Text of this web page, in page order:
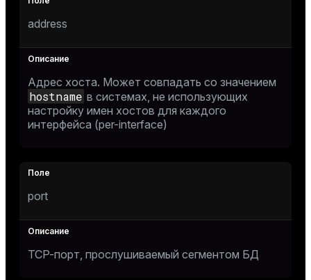
address
Адрес хоста. Может совпадать со значением
hostname в системах, не использующих
настройку имен хостов для каждого
интерфейса (per-interface)
port
TCP-порт, прослушиваемый сегментом БД